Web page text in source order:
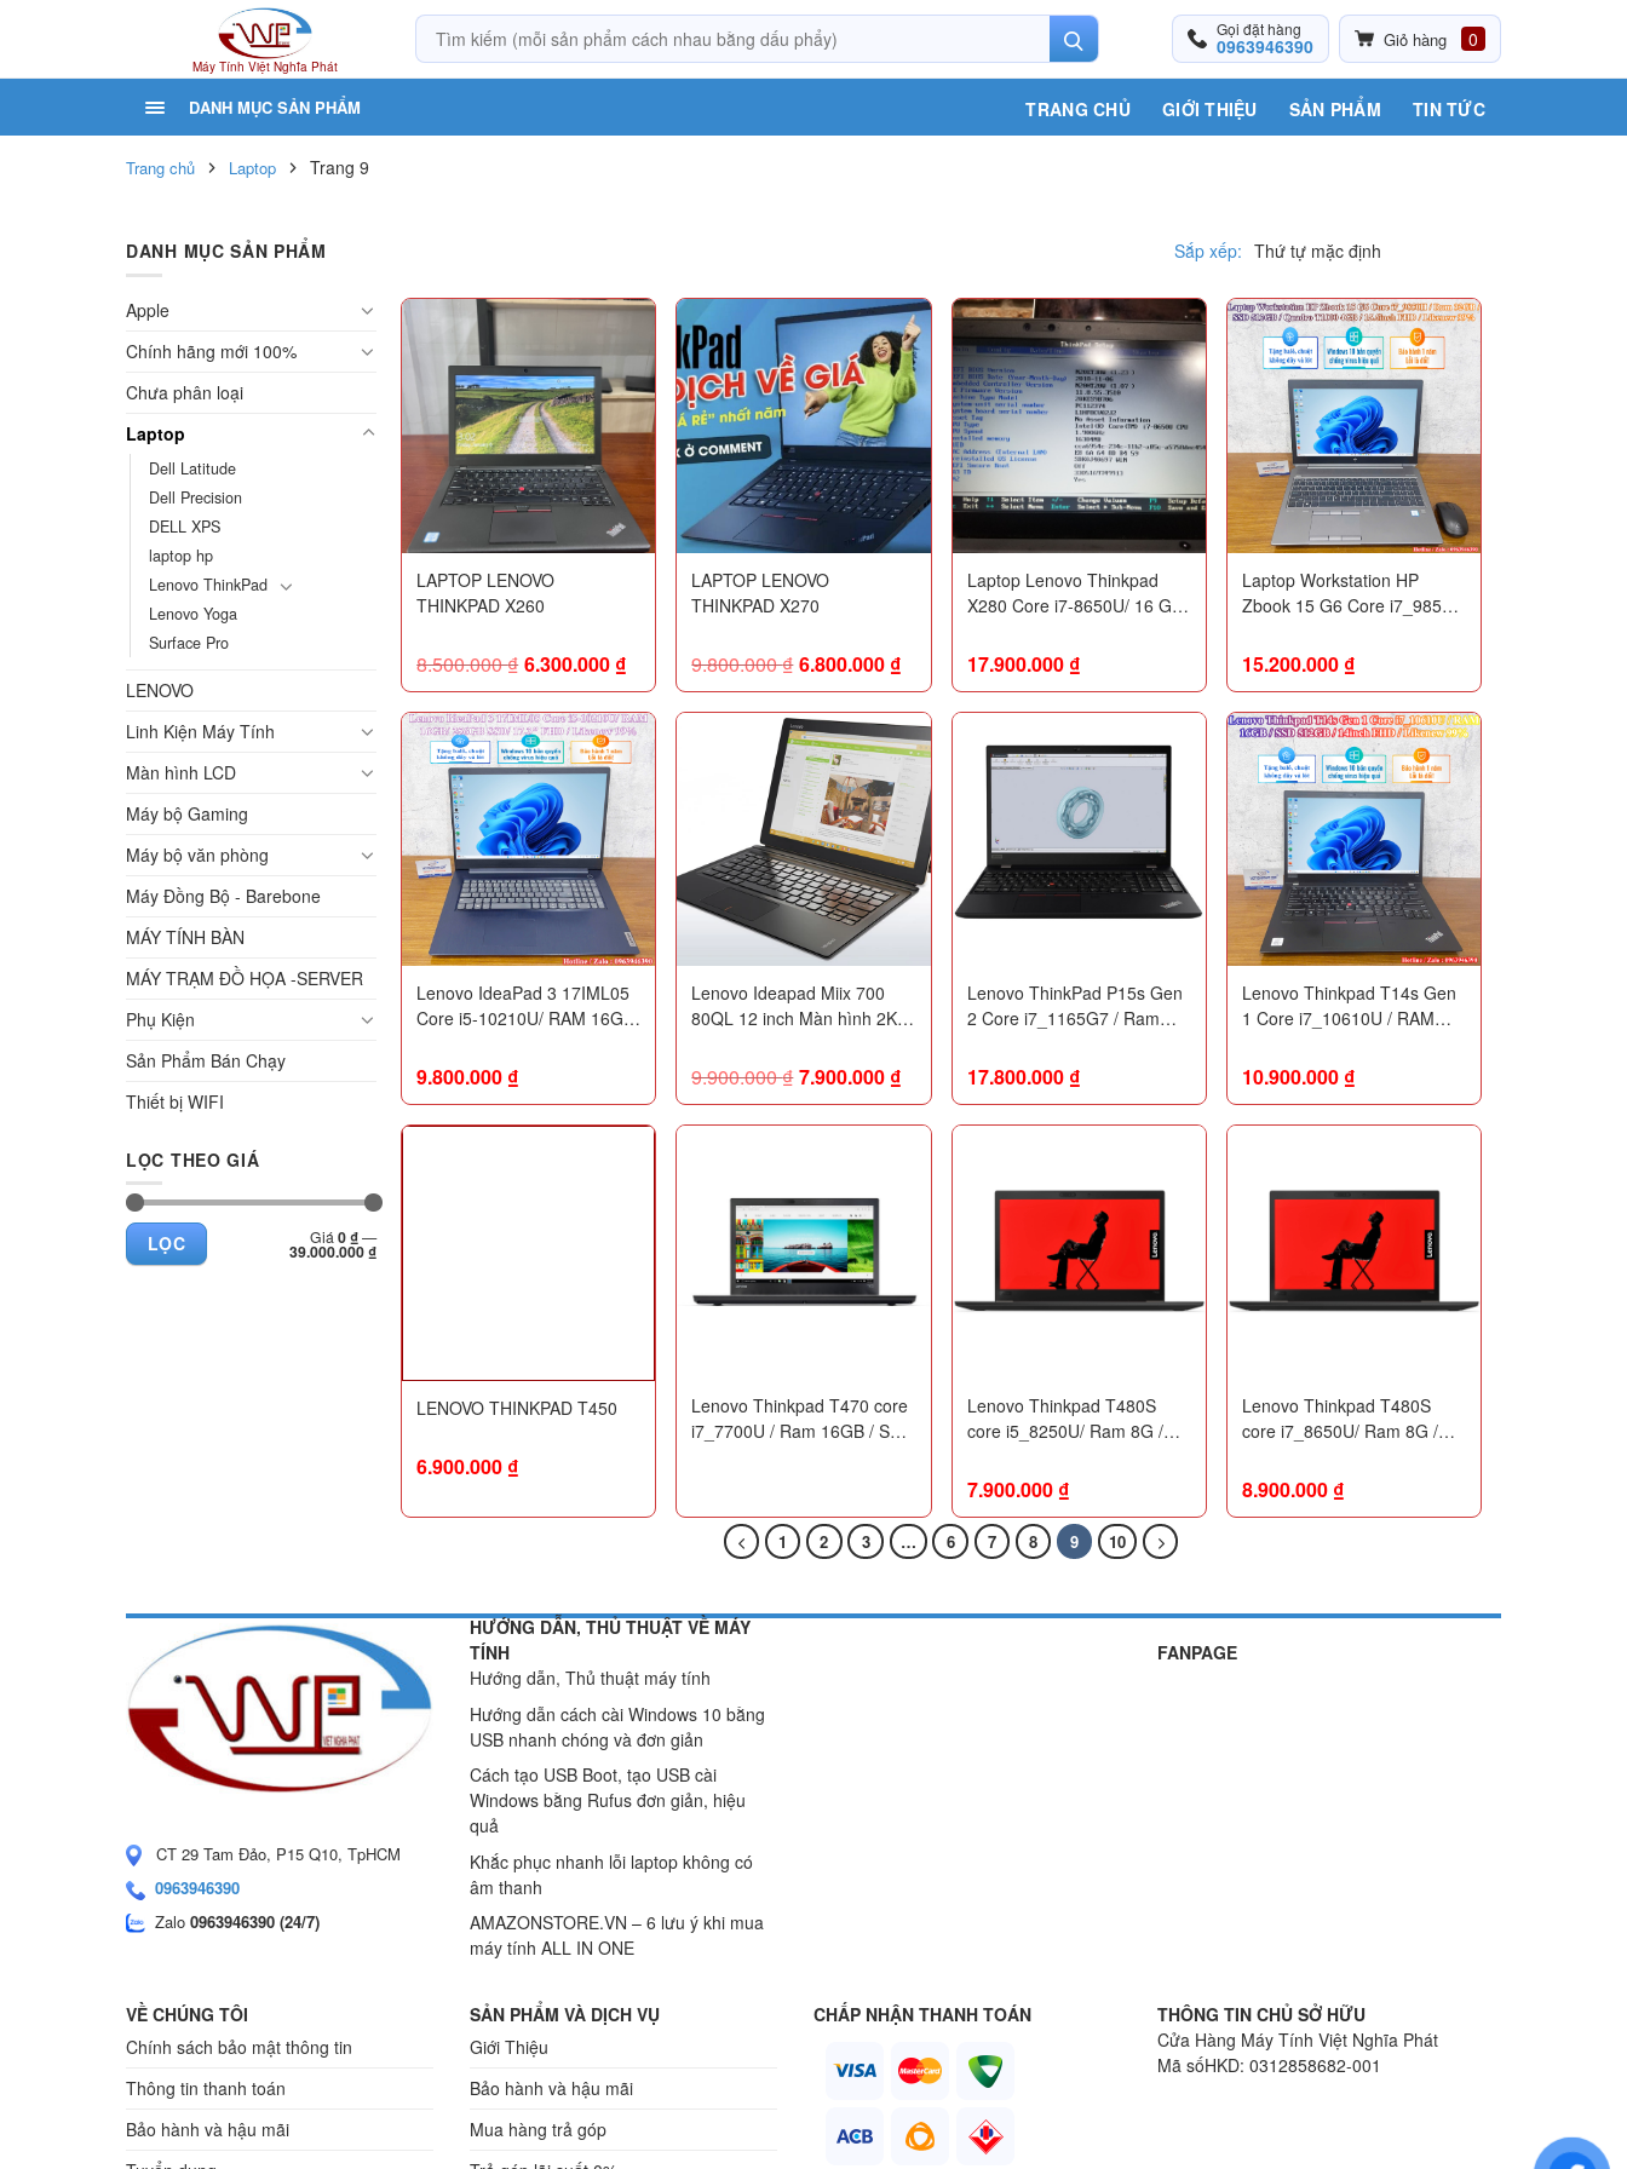
Máy Tính Việt Nghĩa Phát
Gọi đặt hàng
0963946390 Giỏ hàng 0
DANH MỤC SẢN PHẨM TRANG CHỦ GIỚI THIỆU SẢN PHẨM TIN TỨC
Trang chủ Laptop Trang 9
DANH MỤC SẢN PHẨM
Apple
Chính hãng mới 100%
Chưa phân loại
Laptop
Dell Latitude
Dell Precision
DELL XPS
laptop hp
Lenovo ThinkPad
Lenovo Yoga
Surface Pro
LENOVO
Linh Kiện Máy Tính
Màn hình LCD
Máy bộ Gaming
Máy bộ văn phòng
Máy Đồng Bộ - Barebone
MÁY TÍNH BÀN
MÁY TRẠM ĐỒ HỌA -SERVER
Phụ Kiện
Sản Phẩm Bán Chạy
Thiết bị WIFI
LỌC THEO GIÁ
thấp
nhất
cao
nhất
LỌC Giá0 ₫—
39.000.000 ₫
Sắp xếp:
LAPTOP LENOVO
THINKPAD X260
8.500.000₫ 6.300.000 ₫
LAPTOP LENOVO
THINKPAD X270
9.800.000₫ 6.800.000 ₫
Laptop Lenovo Thinkpad
X280 Core i7-8650U/ 16 GB
UHD Graphics 620/ 12.5"
17.900.000 ₫
Laptop Workstation HP
Zbook 15 G6 Core i7_9850H
Quadro T1000 4GB /
15.6inch FHD / Likenew 99%
15.200.000 ₫
Lenovo IdeaPad 3 17IML05
Core i5-10210U/ RAM 16GB/
Likenew 99%
9.800.000 ₫
Lenovo Ideapad Miix 700
80QL 12 inch Màn hình 2K
9.900.000₫ 7.900.000 ₫
Lenovo ThinkPad P15s Gen
2 Core i7_1165G7 / Ram
4GB / 15.6inch FHD
Touchscreen / Likenew 99%
17.800.000 ₫
Lenovo Thinkpad T14s Gen
1 Core i7_10610U / RAM
FHD / Likenew 99%
10.900.000 ₫
LENOVO THINKPAD T450
6.900.000 ₫
Lenovo Thinkpad T470 core
i7_7700U / Ram 16GB / SSD
Lenovo Thinkpad T480S
core i5_8250U/ Ram 8G /
Likenew 99%
7.900.000 ₫
Lenovo Thinkpad T480S
core i7_8650U/ Ram 8G /
Likenew 99%
8.900.000 ₫
1 2 3 … 6 7 8 9 10
CT 29 Tam Đảo, P15 Q10, TpHCM
0963946390
Zalo 0963946390 (24/7)
HƯỚNG DẪN, THỦ THUẬT VỀ MÁY
TÍNH
Hướng dẫn, Thủ thuật máy tính
Hướng dẫn cách cài Windows 10 bằng
USB nhanh chóng và đơn giản
Cách tạo USB Boot, tạo USB cài
Windows bằng Rufus đơn giản, hiệu
quả
Khắc phục nhanh lỗi laptop không có
âm thanh
AMAZONSTORE.VN – 6 lưu ý khi mua
máy tính ALL IN ONE
FANPAGE
VỀ CHÚNG TÔI
Chính sách bảo mật thông tin
Thông tin thanh toán
Bảo hành và hậu mãi
SẢN PHẨM VÀ DỊCH VỤ
Giới Thiệu
Bảo hành và hậu mãi
Mua hàng trả góp
CHẤP NHẬN THANH TOÁN
THÔNG TIN CHỦ SỞ HỮU
Cửa Hàng Máy Tính Việt Nghĩa Phát
Mã sốHKD: 0312858682-001